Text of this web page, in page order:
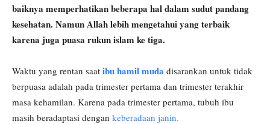
baiknya memperhatikan beberapa hal dalam sudut pandang
kesehatan. Namun Allah lebih mengetahui yang terbaik
karena juga puasa rukun islam ke tiga.
Waktu yang rentan saat ibu hamil muda disarankan untuk tidak
berpuasa adalah pada trimester pertama dan trimester terakhir
masa kehamilan. Karena pada trimester pertama, tubuh ibu
masih beradaptasi dengan keberadaan janin.